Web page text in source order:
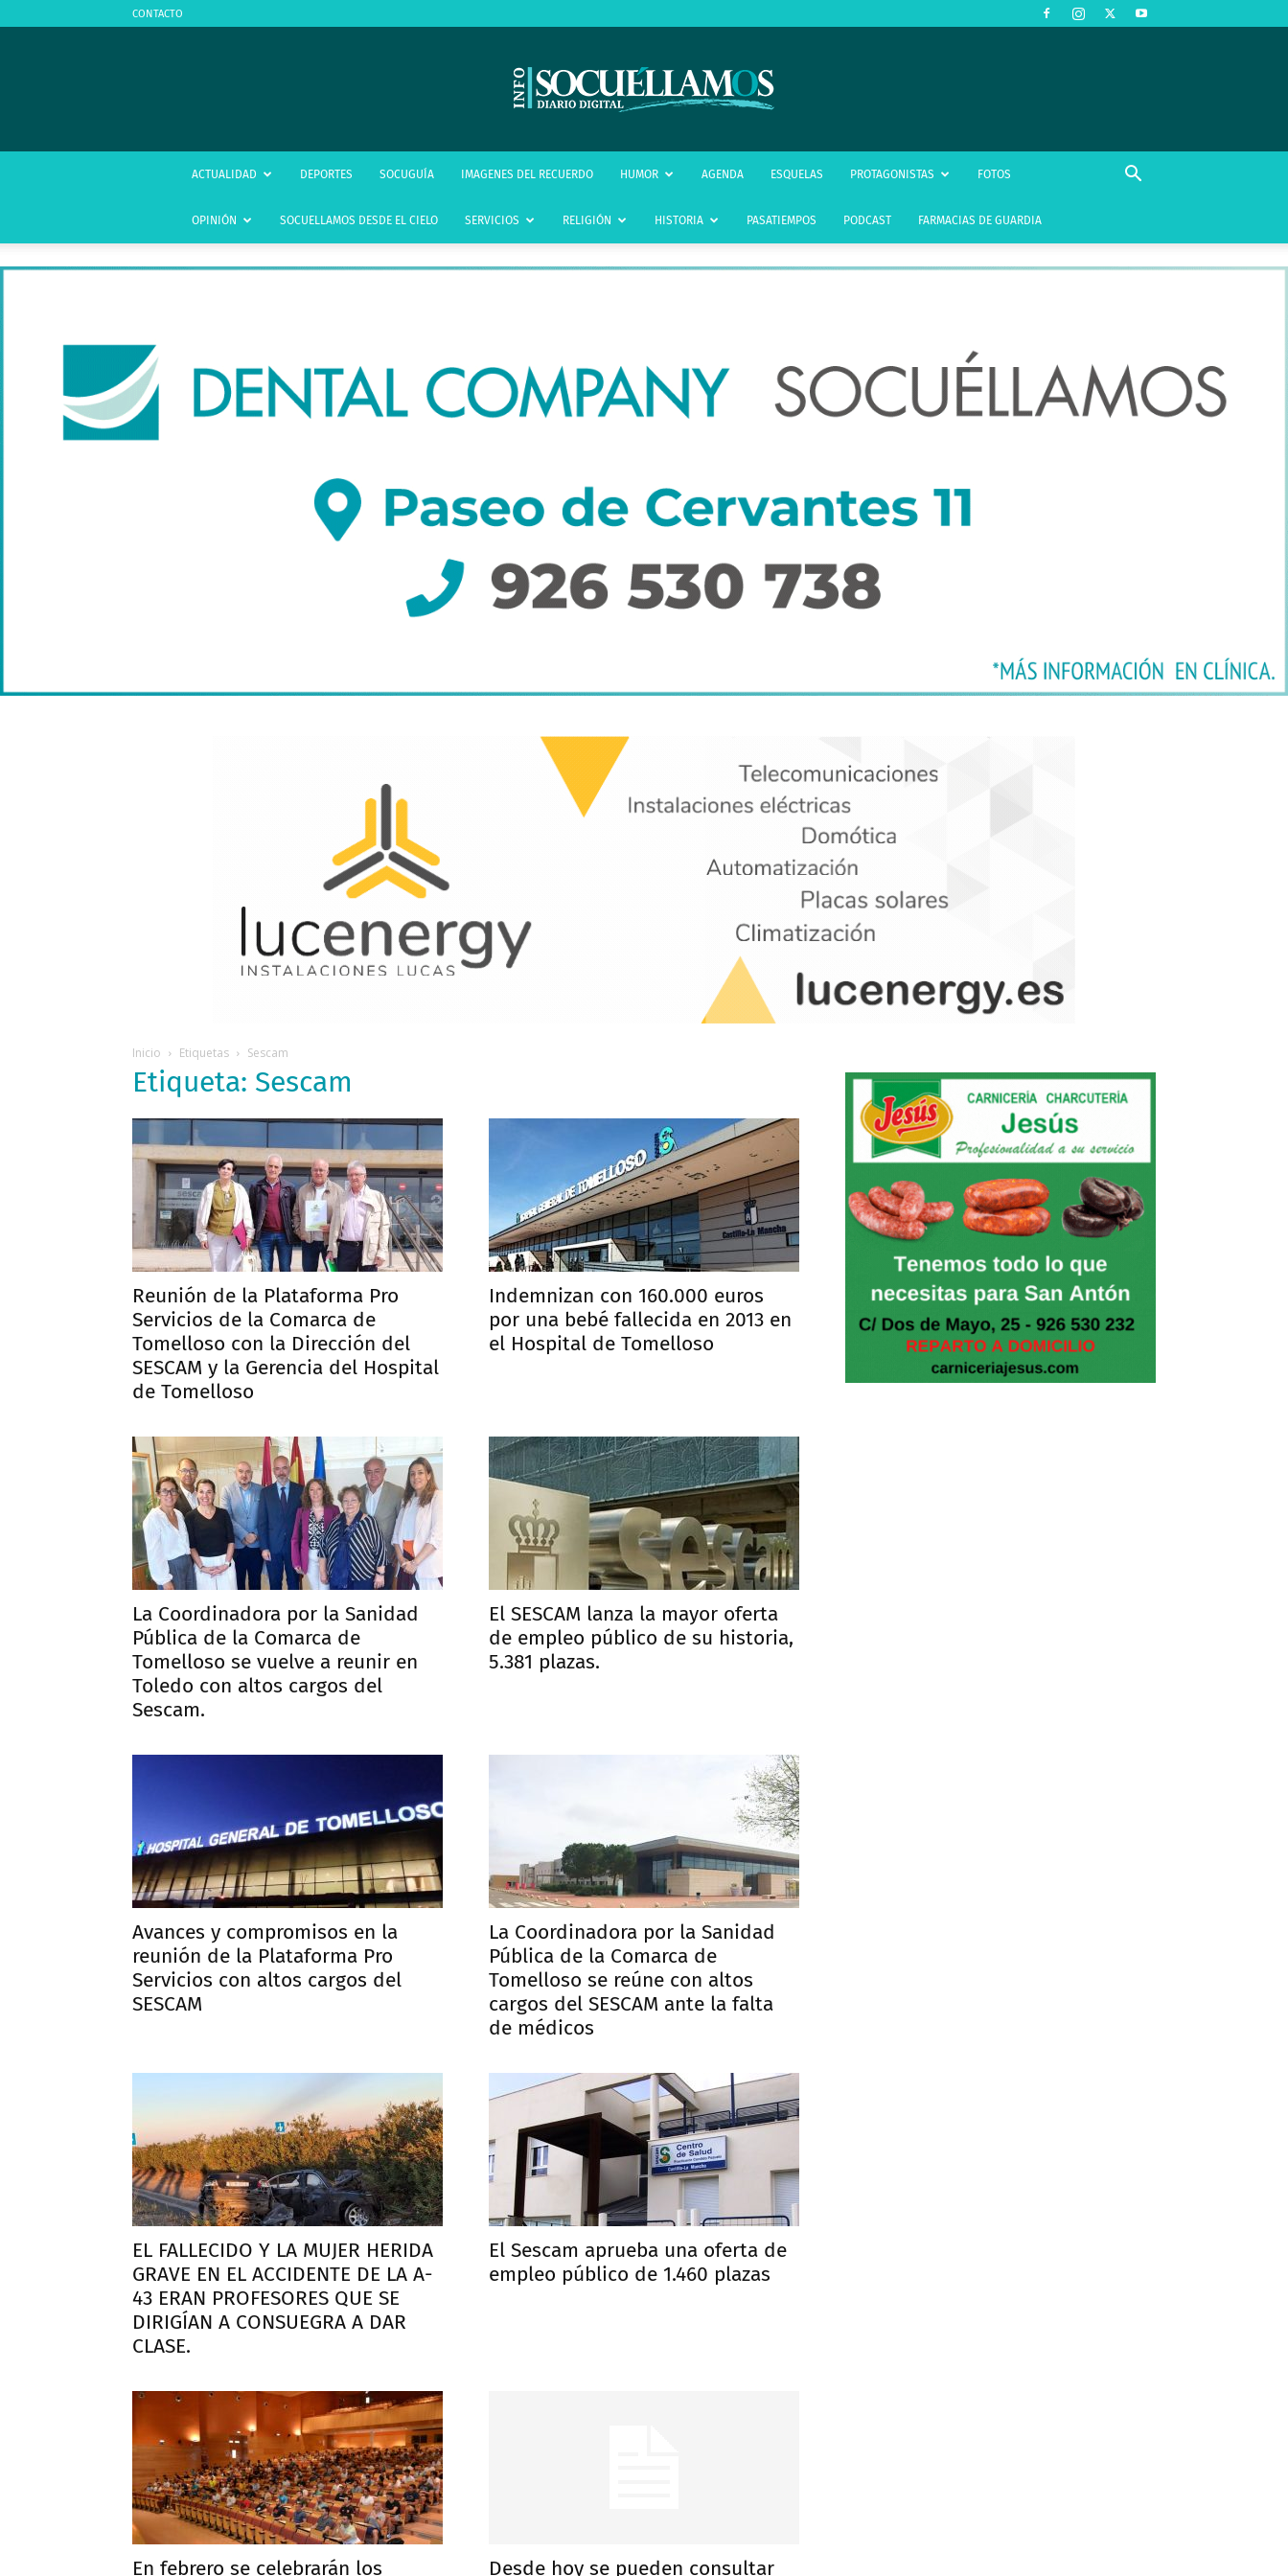
CONTACTO
infoSocuéllamos
ACTUALIDAD DEPORTES SOCUGUÍA IMAGENES DEL RECUERDO HUMOR AGENDA ESQUELAS PROTAGONISTAS FOTOS
OPINIÓN SOCUELLAMOS DESDE EL CIELO SERVICIOS RELIGIÓN HISTORIA PASATIEMPOS PODCAST FARMACIAS DE GUARDIA
Inicio Etiquetas Sescam
Etiqueta: Sescam
Reunión de la Plataforma Pro
Servicios de la Comarca de
Tomelloso con la Dirección del
SESCAM y la Gerencia del Hospital
de Tomelloso
Indemnizan con 160.000 euros
por una bebé fallecida en 2013 en
el Hospital de Tomelloso
La Coordinadora por la Sanidad
Pública de la Comarca de
Tomelloso se vuelve a reunir en
Toledo con altos cargos del
Sescam.
El SESCAM lanza la mayor oferta
de empleo público de su historia,
5.381 plazas.
Avances y compromisos en la
reunión de la Plataforma Pro
Servicios con altos cargos del
SESCAM
La Coordinadora por la Sanidad
Pública de la Comarca de
Tomelloso se reúne con altos
cargos del SESCAM ante la falta
de médicos
EL FALLECIDO Y LA MUJER HERIDA
GRAVE EN EL ACCIDENTE DE LA A-
43 ERAN PROFESORES QUE SE
DIRIGÍAN A CONSUEGRA A DAR
CLASE.
El Sescam aprueba una oferta de
empleo público de 1.460 plazas
En febrero se celebrarán los
Desde hoy se pueden consultar